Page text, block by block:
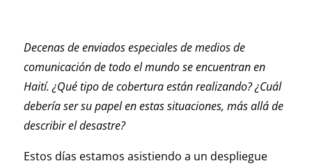
Decenas de enviados especiales de medios de
comunicación de todo el mundo se encuentran en
Haití. ¿Qué tipo de cobertura están realizando? ¿Cuál
debería ser su papel en estas situaciones, más allá de
describir el desastre?
Estos días estamos asistiendo a un despliegue